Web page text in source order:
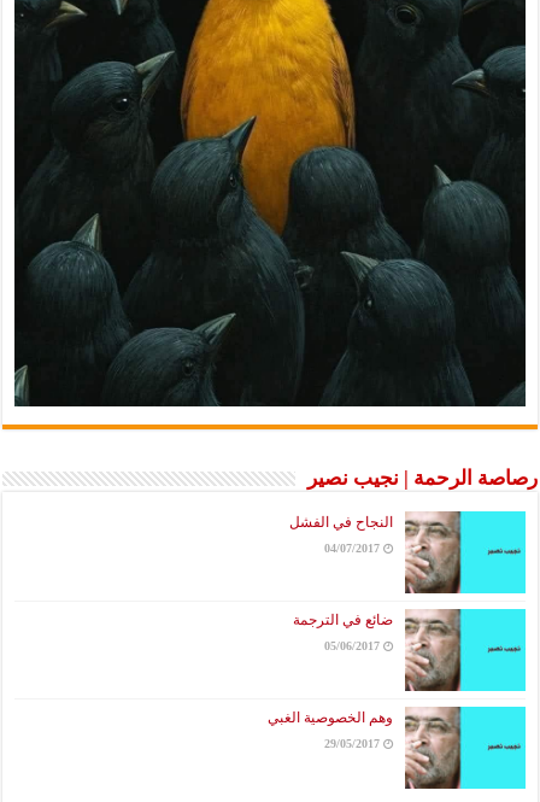
رصاصة الرحمة | نجيب نصير
النجاح في الفشل
04/07/2017
ضائع في الترجمة
05/06/2017
وهم الخصوصية الغبي
29/05/2017